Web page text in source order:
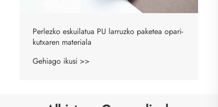
Litchi PU Faux larruzko paketearen materiala